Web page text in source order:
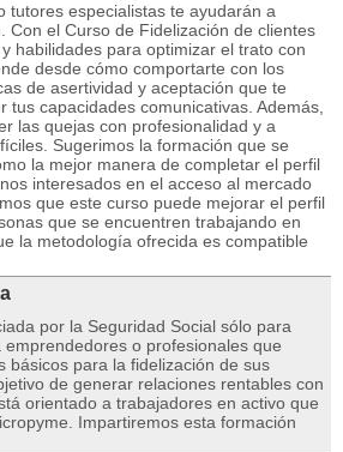
tutores especialistas te ayudarán a
Con el Curso de Fidelización de clientes
habilidades para optimizar el trato con
desde cómo comportarte con los
de asertividad y aceptación que te
tus capacidades comunicativas. Además,
las quejas con profesionalidad y a
Sugerimos la formación que se
la mejor manera de completar el perfil
interesados en el acceso al mercado
que este curso puede mejorar el perfil
que se encuentren trabajando en
la metodología ofrecida es compatible
por la Seguridad Social sólo para
o profesionales que
básicos para la fidelización de sus
de generar relaciones rentables con
orientado a trabajadores en activo que
Impartiremos esta formación